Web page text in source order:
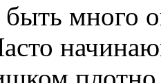
быть много